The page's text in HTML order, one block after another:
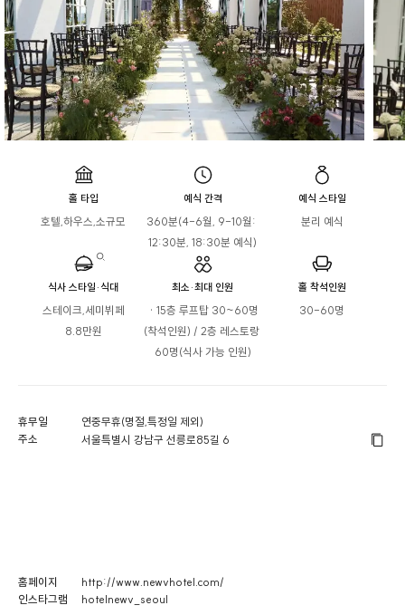
홀 타입
호텔,하우스,소규모
예식 간격
360분(4-6월, 9-10월:
12:30분, 18:30분 예식)
예식 스타일
분리 예식
식사 스타일·식대
스테이크,세미뷔페
8.8만원
최소·최대 인원
(착석인원) / 2층 레스토랑
60명(식사 가능 인원)
홀 착석인원
30-60명
휴무일
연중무휴(명절,특정일 제외)
주소
서울특별시 강남구 선릉로85길 6
홈페이지
http://www.newvhotel.com/
인스타그램
hotelnewv_seoul